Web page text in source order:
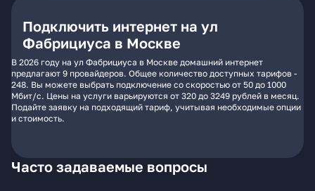
Подключить интернет на ул
Фабрициуса в Москве
В 2026 году на ул Фабрициуса в Москве домашний интернет
предлагают 9 провайдеров. Общее количество доступных тарифов -
248. Вы можете выбрать подключение со скоростью от 50 до 1000
Мбит/с. Цены на услуги варьируются от 320 до 3249 рублей в месяц.
Подайте заявку на подходящий тариф, учитывая необходимые опции
и стоимость.
Часто задаваемые вопросы